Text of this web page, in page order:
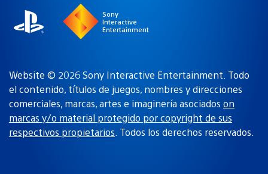
Sony
Interactive
Entertainment
Website © 2026 Sony Interactive Entertainment. Todo
el contenido, títulos de juegos, nombres y direcciones
comerciales, marcas, artes e imaginería asociados on
marcas y/o material protegido por copyright de sus
respectivos propietarios. Todos los derechos reservados.